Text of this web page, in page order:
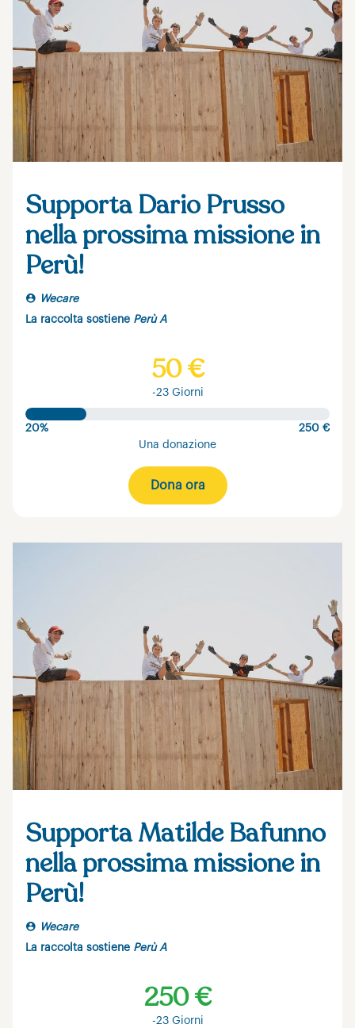
Supporta Dario Prusso
nella prossima missione in
Perù!
Wecare
La raccolta sostiene Perù A
50 €
-23 Giorni
20%
250 €
Una donazione
Dona ora
Supporta Matilde Bafunno
nella prossima missione in
Perù!
Wecare
La raccolta sostiene Perù A
250 €
-23 Giorni